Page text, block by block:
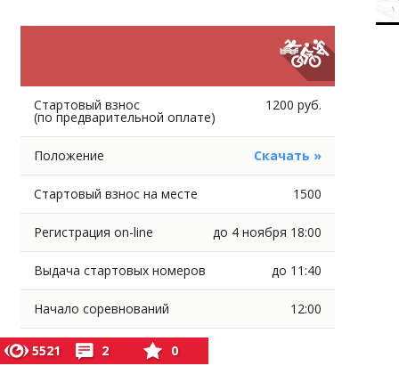
Стартовый взнос
(по предварительной оплате)
1200 руб.
Положение Скачать »
Стартовый взнос на месте 1500
Регистрация on-line до 4 ноября 18:00
Выдача стартовых номеров до 11:40
Начало соревнований 12:00
5521 2 0